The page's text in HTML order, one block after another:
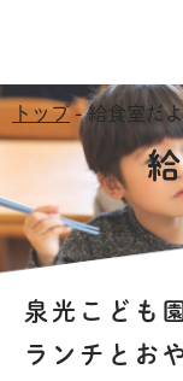
トップ- 給食室だ
泉光こども
ランチとお